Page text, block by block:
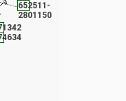
652511-
2801150